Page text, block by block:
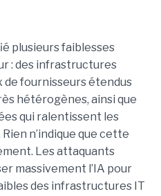
plusieurs faiblesses
: des infrastructures
de fournisseurs étendus
hétérogènes, ainsi que
qui ralentissent les
n’indique que cette
Les attaquants
massivement l’IA pour
des infrastructures IT